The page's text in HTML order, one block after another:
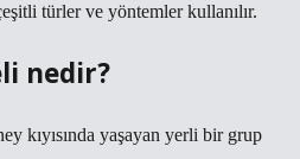
türler ve yöntemler kullanılır.
nedir?
kıyısında yaşayan yerli bir grup